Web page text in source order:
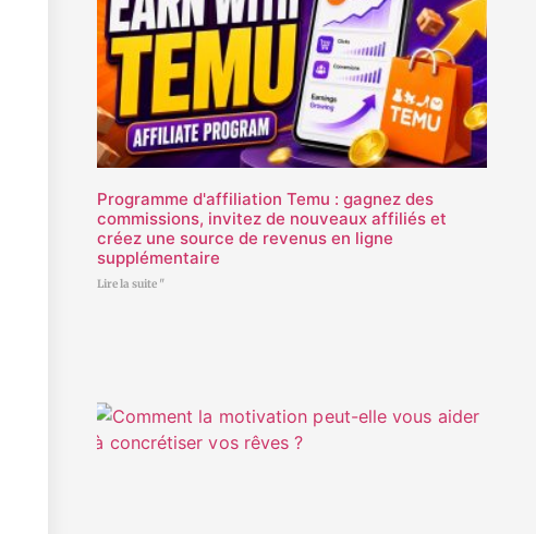
Programme d'affiliation Temu : gagnez des
commissions, invitez de nouveaux affiliés et
créez une source de revenus en ligne
supplémentaire
Lire la suite "